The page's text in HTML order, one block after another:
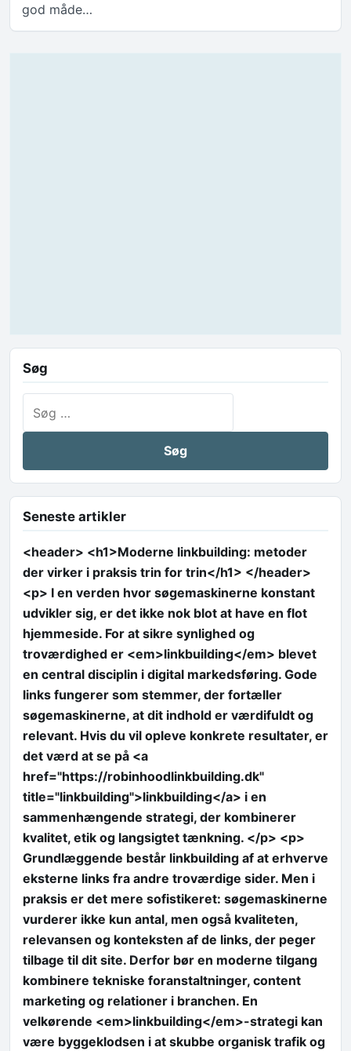
god måde…
Søg
Seneste artikler
<header> <h1>Moderne linkbuilding: metoder
der virker i praksis trin for trin</h1> </header>
<p> I en verden hvor søgemaskinerne konstant
udvikler sig, er det ikke nok blot at have en flot
hjemmeside. For at sikre synlighed og
troværdighed er <em>linkbuilding</em> blevet
en central disciplin i digital markedsføring. Gode
links fungerer som stemmer, der fortæller
søgemaskinerne, at dit indhold er værdifuldt og
relevant. Hvis du vil opleve konkrete resultater, er
det værd at se på <a
href="https://robinhoodlinkbuilding.dk"
title="linkbuilding">linkbuilding</a> i en
sammenhængende strategi, der kombinerer
kvalitet, etik og langsigtet tænkning. </p> <p>
Grundlæggende består linkbuilding af at erhverve
eksterne links fra andre troværdige sider. Men i
praksis er det mere sofistikeret: søgemaskinerne
vurderer ikke kun antal, men også kvaliteten,
relevansen og konteksten af de links, der peger
tilbage til dit site. Derfor bør en moderne tilgang
kombinere tekniske foranstaltninger, content
marketing og relationer i branchen. En
velkørende <em>linkbuilding</em>-strategi kan
være byggeklodsen i at skubbe organisk trafik og